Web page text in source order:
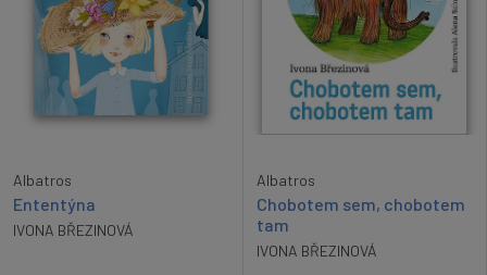
Albatros
Ententýna
IVONA BŘEZINOVÁ
Albatros
Chobotem sem, chobotem
tam
IVONA BŘEZINOVÁ